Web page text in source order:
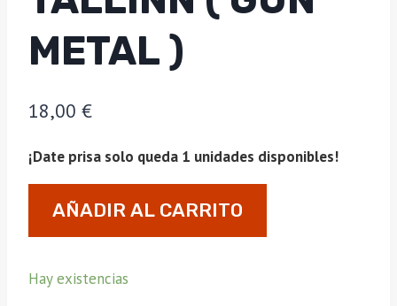
METAL )
18,00 €
¡Date prisa solo queda 1 unidades disponibles!
Silver
Match
(
AÑADIR AL CARRITO
Hay existencias